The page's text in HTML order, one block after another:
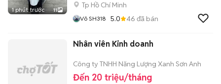
1 phút trước 11
Tp Hồ Chí Minh
Võ SH318 5.0 46 đã bán
Nhân viên Kinh doanh
Công ty TNHH Năng Lượng Xanh Sơn Anh
Đến 20 triệu/tháng